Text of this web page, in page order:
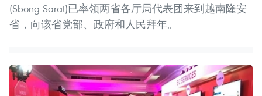
(Sbong Sarat)已率领两省各厅局代表团来到越南隆安
省，向该省党部、政府和人民拜年。